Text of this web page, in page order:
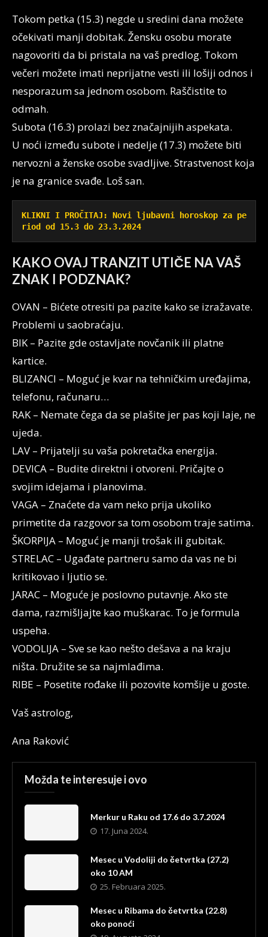
Tokom petka (15.3) negde u sredini dana možete
očekivati manji dobitak. Žensku osobu morate
nagovoriti da bi pristala na vaš predlog. Tokom
večeri možete imati neprijatne vesti ili lošiji odnos i
nesporazum sa jednom osobom. Raščistite to
odmah.
Subota (16.3) prolazi bez značajnijih aspekata.
U noći između subote i nedelje (17.3) možete biti
nervozni a ženske osobe svadljive. Strastvenost koja
je na granice svađe. Loš san.
KLIKNI I PROČITAJ: Novi ljubavni horoskop za pe
riod od 15.3 do 23.3.2024
KAKO OVAJ TRANZIT UTIČE NA VAŠ
ZNAK I PODZNAK?
OVAN – Bićete otresiti pa pazite kako se izražavate.
Problemi u saobraćaju.
BIK – Pazite gde ostavljate novčanik ili platne
kartice.
BLIZANCI – Moguć je kvar na tehničkim uređajima,
telefonu, računaru…
RAK – Nemate čega da se plašite jer pas koji laje, ne
ujeda.
LAV – Prijatelji su vaša pokretačka energija.
DEVICA – Budite direktni i otvoreni. Pričajte o
svojim idejama i planovima.
VAGA – Znaćete da vam neko prija ukoliko
primetite da razgovor sa tom osobom traje satima.
ŠKORPIJA – Moguć je manji trošak ili gubitak.
STRELAC – Ugađate partneru samo da vas ne bi
kritikovao i ljutio se.
JARAC – Moguće je poslovno putavnje. Ako ste
dama, razmišljajte kao muškarac. To je formula
uspeha.
VODOLIJA – Sve se kao nešto dešava a na kraju
ništa. Družite se sa najmlađima.
RIBE – Posetite rođake ili pozovite komšije u goste.
Vaš astrolog,
Ana Raković
Možda te interesuje i ovo
Merkur u Raku od 17.6 do 3.7.2024
17. Juna 2024.
Mesec u Vodoliji do četvrtka (27.2)
oko 10 AM
25. Februara 2025.
Mesec u Ribama do četvrtka (22.8)
oko ponoći